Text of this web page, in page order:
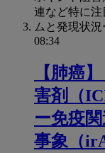
08:34
【肺癌
害剤（
ー免疫
事象（